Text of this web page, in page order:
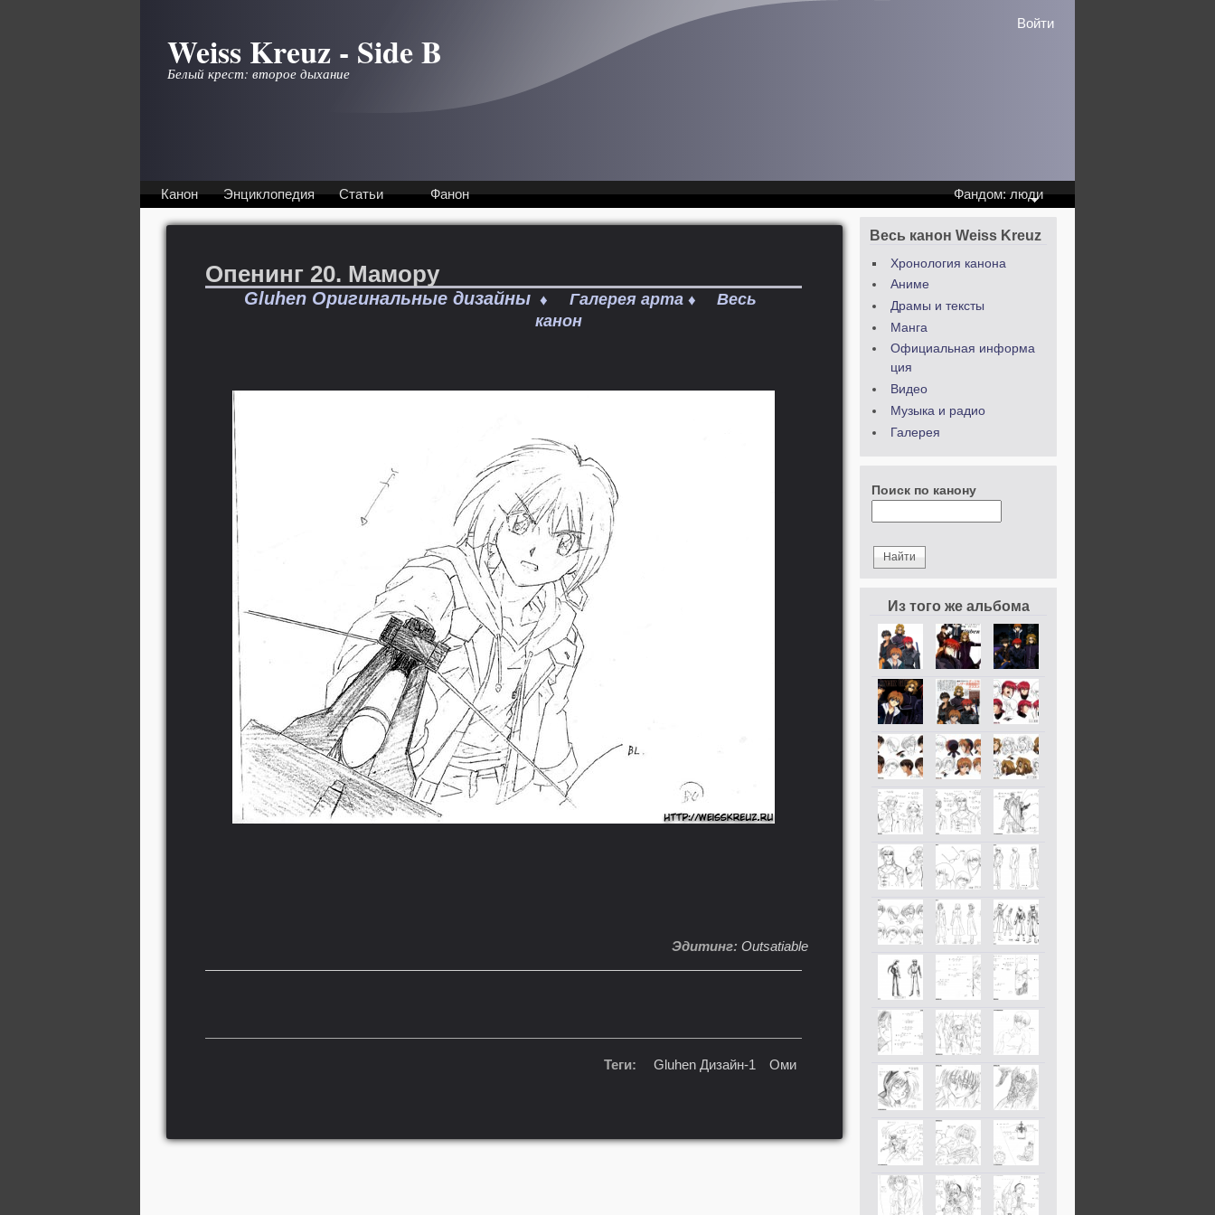
Weiss Kreuz - Side B
Белый крест: второе дыхание
Войти
Канон Энциклопедия Статьи Фанон Фандом: люди
Опенинг 20. Мамору
Gluhen Оригинальные дизайны ♦ Галерея арта ♦
Весь
канон
Эдитинг:Outsatiable
Теги: Gluhen Дизайн-1 Оми
Весь канон Weiss Kreuz
Хронология канона
Аниме
Драмы и тексты
Манга
Официальная информа
ция
Видео
Музыка и радио
Галерея
Поиск по канону
Из того же альбома